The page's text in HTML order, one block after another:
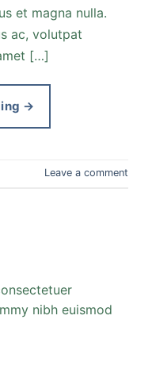
et magna nulla.
ac, volutpat
[…]
→
Leave a comment
nibh euismod